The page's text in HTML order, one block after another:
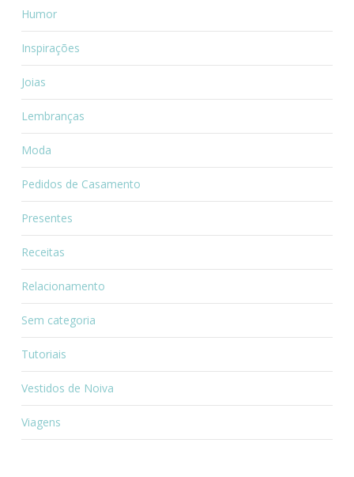
Humor
Inspirações
Joias
Lembranças
Moda
Pedidos de Casamento
Presentes
Receitas
Relacionamento
Sem categoria
Tutoriais
Vestidos de Noiva
Viagens